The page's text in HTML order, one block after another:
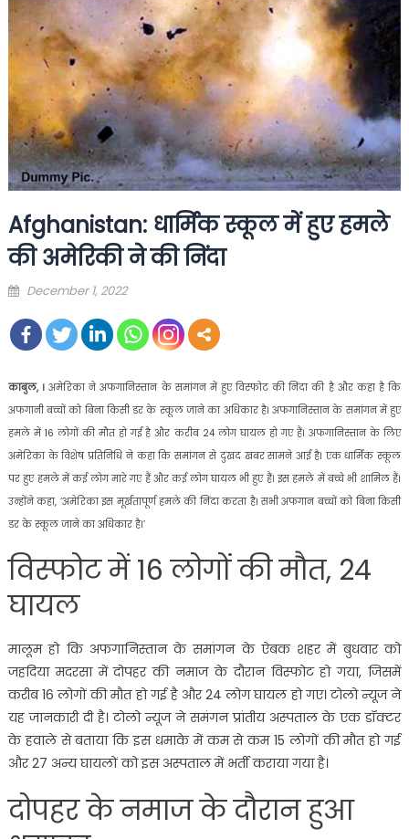
Afghanistan: धार्मिक स्कूल में हुए हमले
की अमेरिकी ने की निंदा
Posted
December 1, 2022
काबुल, ।अमेरिका ने अफगानिस्तान के समांगन में हुए विस्फोट की निंदा की है और कहा है कि
अफगानी बच्चों को बिना किसी डर के स्कूल जाने का अधिकार है। अफगानिस्तान के समांगन में हुए
हमले में 16 लोगों की मौत हो गई है और करीब 24 लोग घायल हो गए हैं। अफगानिस्तान के लिए
अमेरिका के विशेष प्रतिनिधि ने कहा कि समांगन से दुखद खबर सामने आई है। एक धार्मिक स्कूल
पर हुए हमले में कई लोग मारे गए हैं और कई लोग घायल भी हुए हैं। इस हमले में बच्चे भी शामिल हैं।
उन्होंने कहा, ‘अमेरिका इस मूर्खतापूर्ण हमले की निंदा करता है। सभी अफगान बच्चों को बिना किसी
डर के स्कूल जाने का अधिकार है।’
विस्फोट में 16 लोगों की मौत, 24
घायल
मालूम हो कि अफगानिस्तान के समांगन के ऐबक शहर में बुधवार को
जहदिया मदरसा में दोपहर की नमाज के दौरान विस्फोट हो गया, जिसमें
करीब 16 लोगों की मौत हो गई है और 24 लोग घायल हो गए। टोलो न्यूज ने
यह जानकारी दी है। टोलो न्यूज ने समंगन प्रांतीय अस्पताल के एक डॉक्टर
के हवाले से बताया कि इस धमाके में कम से कम 15 लोगों की मौत हो गई
और 27 अन्य घायलों को इस अस्पताल में भर्ती कराया गया है।
दोपहर के नमाज के दौरान हुआ